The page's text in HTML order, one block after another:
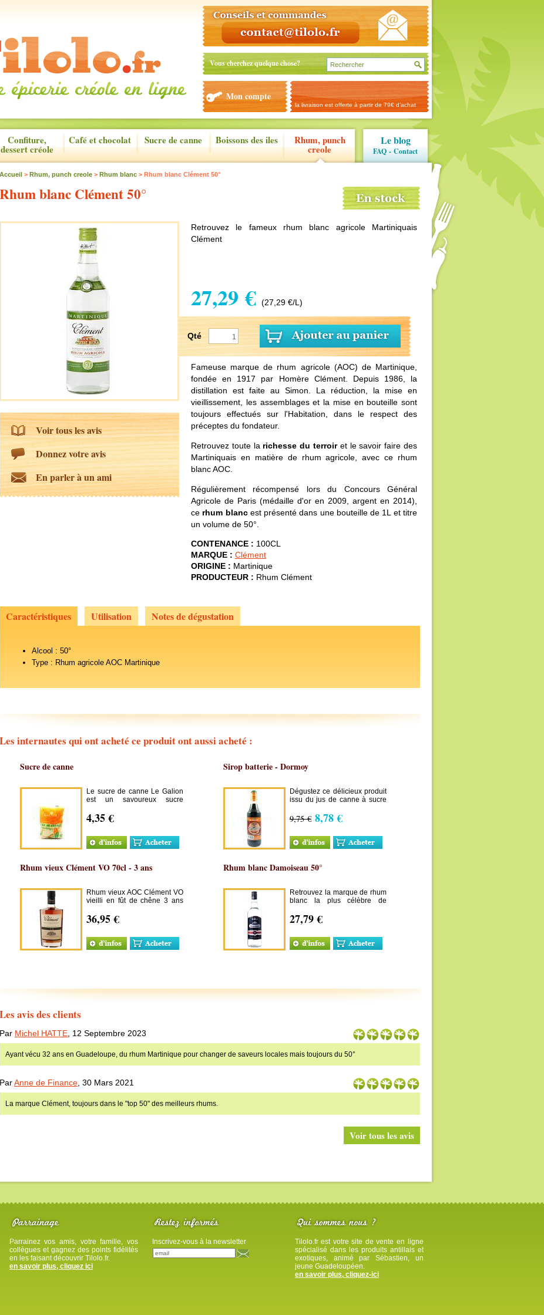
Vous cherchez quelque chose?
la livraison est offerte à partir de 79€ d’achat
Mon compte
Confiture,
dessert créole
Café et chocolat Sucre de canne Boissons des iles Rhum, punch
creole
Le blog
FAQ - Contact
Accueil > Rhum, punch creole > Rhum blanc > Rhum blanc Clément 50°
Rhum blanc Clément 50°
Voir tous les avis
Donnez votre avis
En parler à un ami
Retrouvez le fameux rhum blanc agricole Martiniquais
Clément
27,29 € (27,29 €/L)
Qté
Fameuse marque de rhum agricole (AOC) de Martinique,
fondée en 1917 par Homère Clément. Depuis 1986, la
distillation est faite au Simon. La réduction, la mise en
vieillissement, les assemblages et la mise en bouteille sont
toujours effectués sur l'Habitation, dans le respect des
préceptes du fondateur.
Retrouvez toute la richesse du terroir et le savoir faire des
Martiniquais en matière de rhum agricole, avec ce rhum
blanc AOC.
Régulièrement récompensé lors du Concours Général
Agricole de Paris (médaille d'or en 2009, argent en 2014),
ce rhum blancest présenté dans une bouteille de 1L et titre
un volume de 50°.
CONTENANCE : 100CL
MARQUE : Clément
ORIGINE : Martinique
PRODUCTEUR : Rhum Clément
Caractéristiques Utilisation Notes de dégustation
Alcool : 50°
Type : Rhum agricole AOC Martinique
Les internautes qui ont acheté ce produit ont aussi acheté :
Sucre de canne
Le sucre de canne Le Galion
est un savoureux sucre
sucrerie de Martinique, à base
de canne à sucre provenant
4,35 €
Sirop batterie - Dormoy
Dégustez ce délicieux produit
issu du jus de canne à sucre
l'authentique sirop batterie
Martiniquais.
9,75 € 8,78 €
Rhum vieux Clément VO 70cl - 3 ans
Rhum vieux AOC Clément VO
vieilli en fût de chêne 3 ans
36,95 €
Rhum blanc Damoiseau 50°
Retrouvez la marque de rhum
blanc la plus célèbre de
27,79 €
Les avis des clients
Par Michel HATTE 12 Septembre 2023
Ayant vécu 32 ans en Guadeloupe, du rhum Martinique pour changer de saveurs locales mais toujours du 50°
ParAnne de Finance 30 Mars 2021
La marque Clément, toujours dans le "top 50" des meilleurs rhums.
Voir tous les avis
Parrainez vos amis, votre famille, vos
collègues et gagnez des points fidélités
en les faisant découvrir Tilolo.fr.
en savoir plus, cliquez ici
Inscrivez-vous à la newsletter
Tilolo.fr est votre site de vente en ligne
spécialisé dans les produits antillais et
exotiques, animé par Sébastien, un
jeune Guadeloupéen.
en savoir plus, cliquez-ici